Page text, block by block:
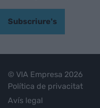
Subscriure's
© VIA Empresa 2026
Política de privacitat
Avís legal